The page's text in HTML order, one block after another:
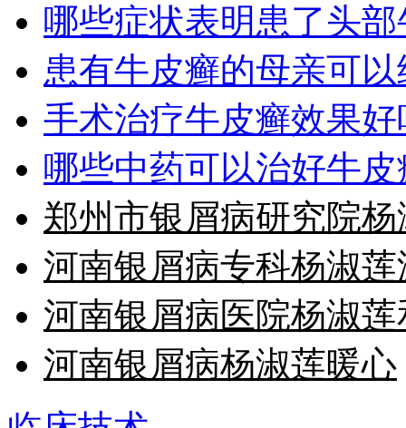
哪些症状表明患了头
患有牛皮癣的母亲可
手术治疗牛皮癣效果好
哪些中药可以治好牛皮
郑州市银屑病研究院
河南银屑病专科杨淑莲
河南银屑病医院杨淑莲
河南银屑病杨淑莲暖心